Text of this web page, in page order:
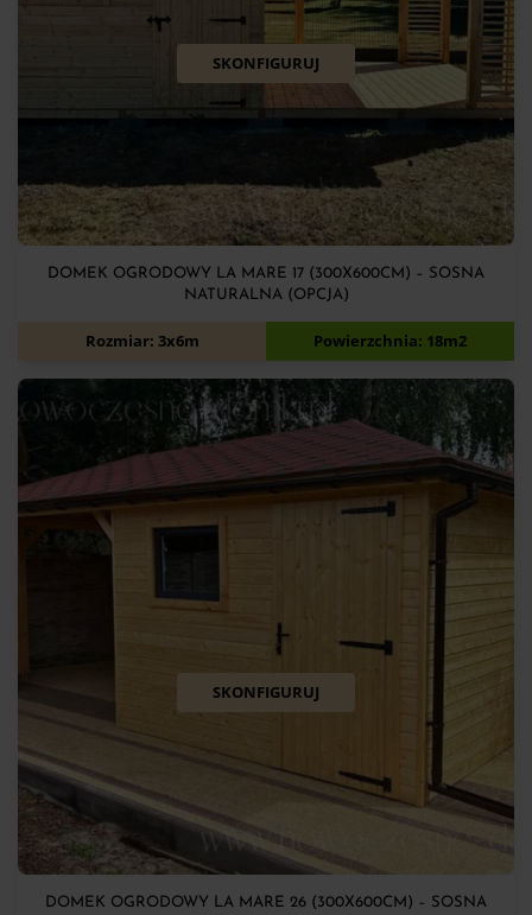
SKONFIGURUJ
DOMEK OGRODOWY LA MARE 17 (300X600CM) – SOSNA
NATURALNA (OPCJA)
11 700zł
Rozmiar: 3x6m Powierzchnia: 18m2
SKONFIGURUJ
DOMEK OGRODOWY LA MARE 26 (300X600CM) – SOSNA